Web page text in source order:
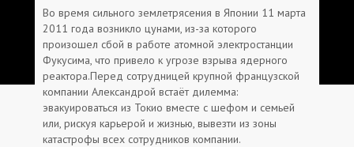
Во время сильного землетрясения в Японии 11 марта
2011 года возникло цунами, из-за которого
произошел сбой в работе атомной электростанции
Фукусима, что привело к угрозе взрыва ядерного
реактора.Перед сотрудницей крупной французской
компании Александрой встаёт дилемма:
эвакуироваться из Токио вместе с шефом и семьей
или, рискуя карьерой и жизнью, вывезти из зоны
катастрофы всех сотрудников компании.